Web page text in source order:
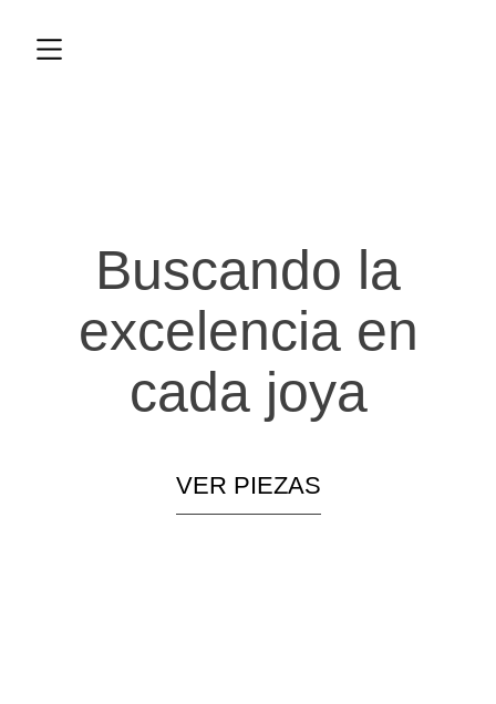
Buscando la
excelencia en
cada joya
VER PIEZAS